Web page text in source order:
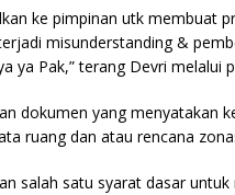
ke pimpinan utk membuat
misunderstanding &
ya Pak,” terang Devri melalui
dokumen yang menyatakan
ruang dan atau rencana
salah satu syarat dasar